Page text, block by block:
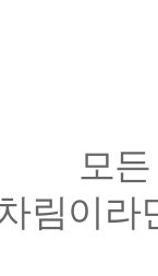
모
림이